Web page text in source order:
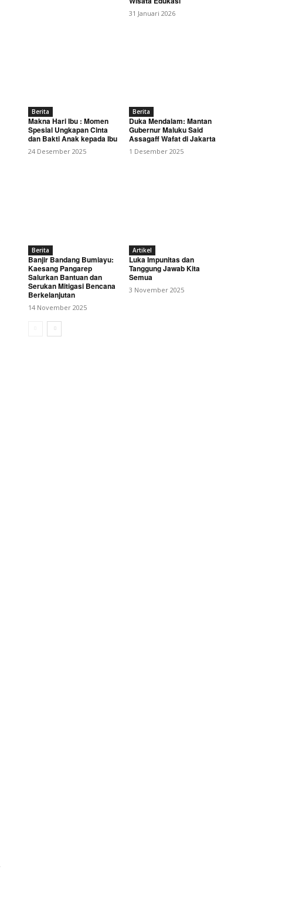
31 Januari 2026
Berita
Makna Hari Ibu : Momen
Spesial Ungkapan Cinta
dan Bakti Anak kepada Ibu
24 Desember 2025
Berita
Duka Mendalam: Mantan
Gubernur Maluku Said
Assagaff Wafat di Jakarta
1 Desember 2025
Berita
Banjir Bandang Bumiayu:
Kaesang Pangarep
Salurkan Bantuan dan
Serukan Mitigasi Bencana
Berkelanjutan
14 November 2025
Artikel
Luka Impunitas dan
Tanggung Jawab Kita
Semua
3 November 2025